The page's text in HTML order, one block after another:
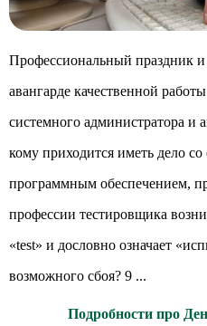
Профессиональный праздник
авангарде качественной
системного администратора и
кому приходится иметь дело
программным обеспечением,
профессии тестировщика
«test» и дословно означает
возможного сбоя? 9 ...
Подробности про